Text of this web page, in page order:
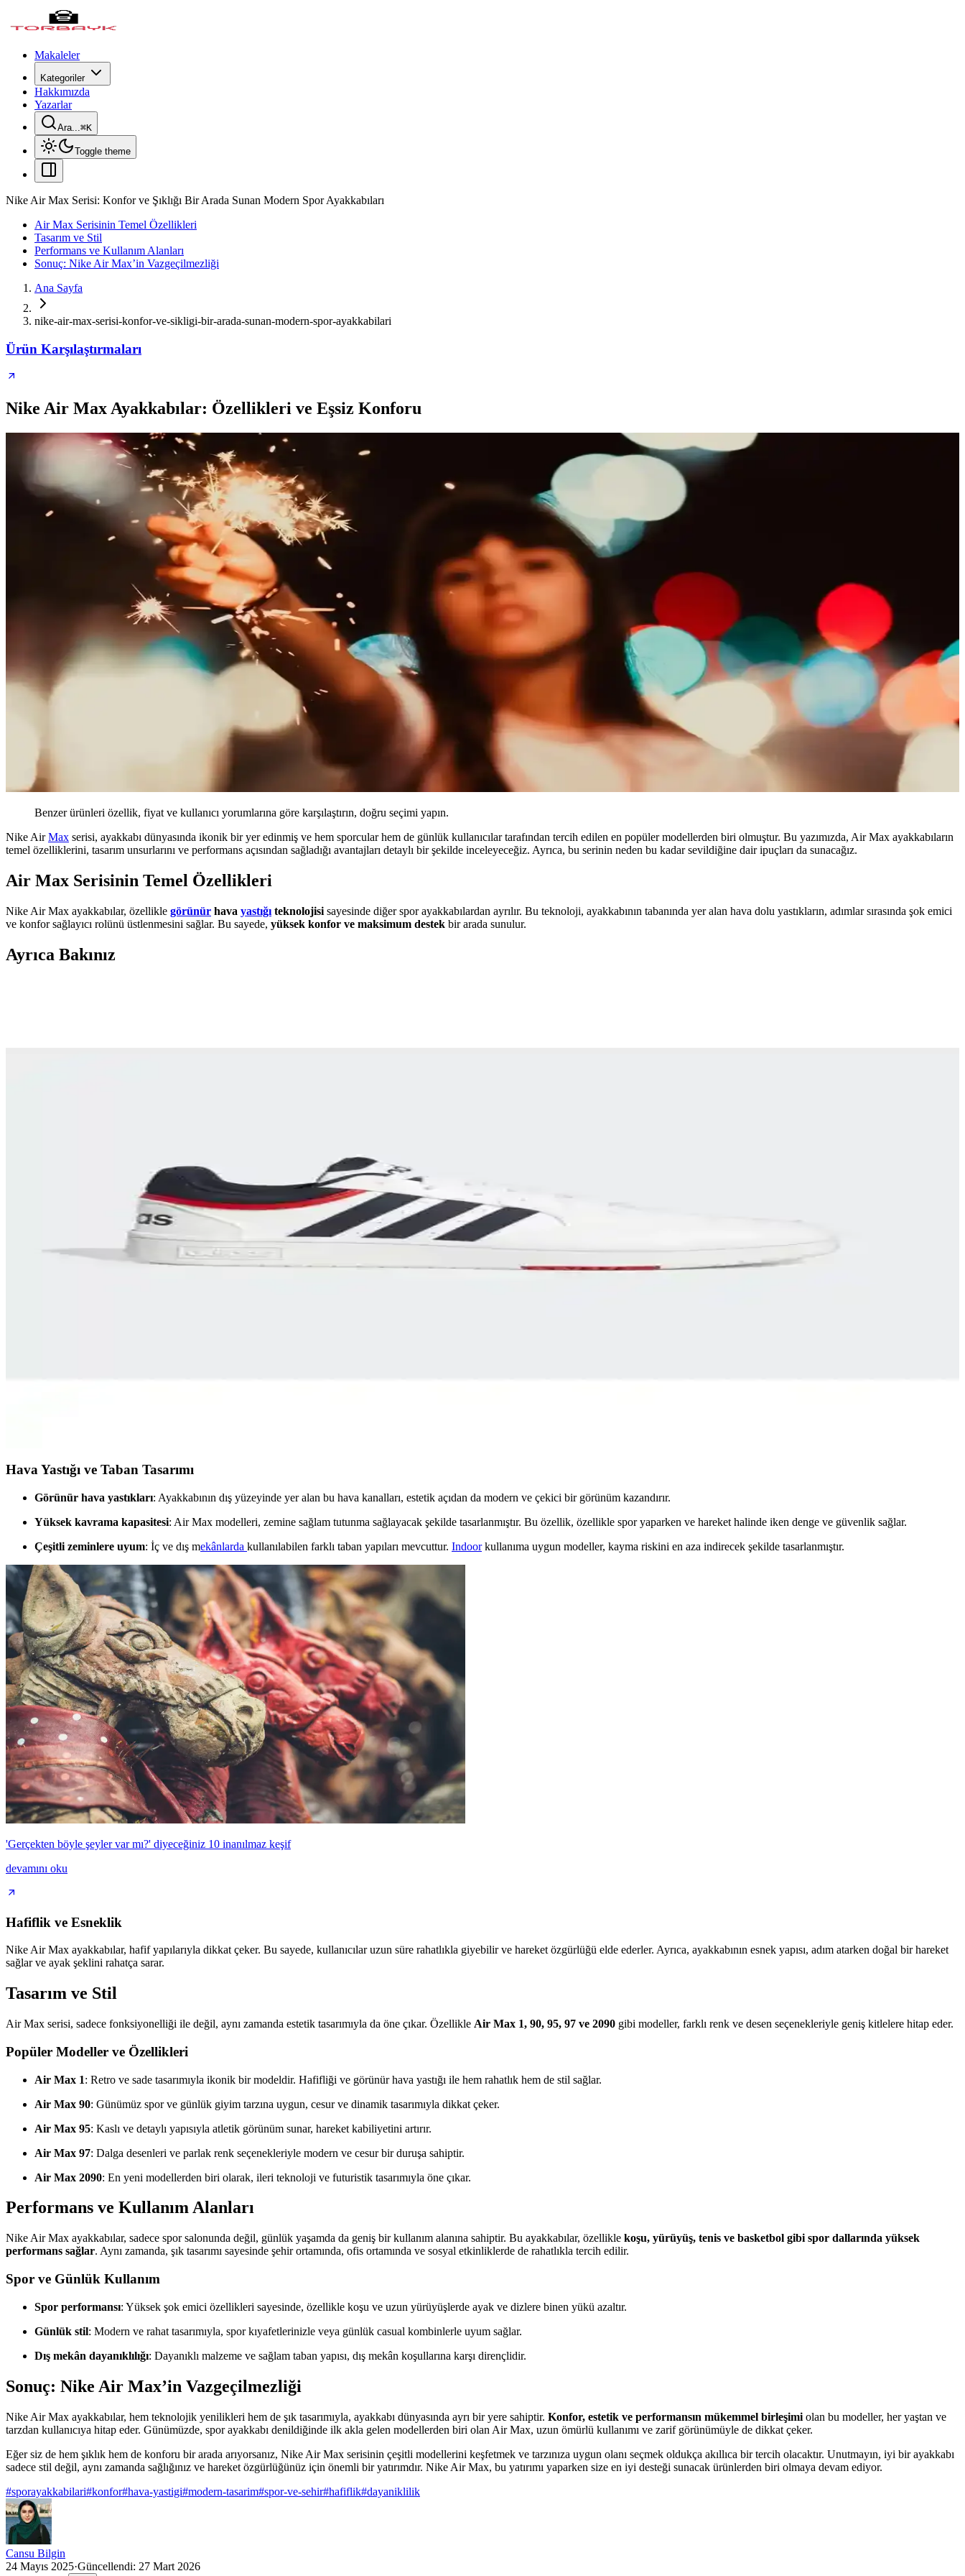
Makaleler
Kategoriler
Hakkımızda
Yazarlar
Ara...⌘K
Toggle theme
Nike Air Max Serisi: Konfor ve Şıklığı Bir Arada Sunan Modern Spor Ayakkabıları
Air Max Serisinin Temel Özellikleri
Tasarım ve Stil
Performans ve Kullanım Alanları
Sonuç: Nike Air Max’in Vazgeçilmezliği
Ana Sayfa
nike-air-max-serisi-konfor-ve-sikligi-bir-arada-sunan-modern-spor-ayakkabilari
Ürün Karşılaştırmaları
Nike Air Max Ayakkabılar: Özellikleri ve Eşsiz Konforu
Benzer ürünleri özellik, fiyat ve kullanıcı yorumlarına göre karşılaştırın, doğru seçimi yapın.
Nike AirMax serisi, ayakkabı dünyasında ikonik bir yer edinmiş ve hem sporcular hem de günlük kullanıcılar tarafından tercih edilen en popüler modellerden biri olmuştur. Bu yazımızda, Air Max ayakkabıların
temel özelliklerini, tasarım unsurlarını ve performans açısından sağladığı avantajları detaylı bir şekilde inceleyeceğiz. Ayrıca, bu serinin neden bu kadar sevildiğine dair ipuçları da sunacağız.
Air Max Serisinin Temel Özellikleri
Nike Air Max ayakkabılar, özellikle görünür hava yastığı teknolojisi sayesinde diğer spor ayakkabılardan ayrılır. Bu teknoloji, ayakkabının tabanında yer alan hava dolu yastıkların, adımlar sırasında şok emici
ve konfor sağlayıcı rolünü üstlenmesini sağlar. Bu sayede, yüksek konfor ve maksimum destek bir arada sunulur.
Ayrıca Bakınız
Erkekler İçin Air Jordan Mid 1 Ayakkabıları: Stil ve Konforun Mükemmel Buluşması
Air Jordan Mid 1 erkek modelleri, şık tasarımı ve yüksek konforuyla spor ve günlük yaşamda tercih edilen ikonik ayakkabılardır.
Adidas Gazelle Bold ve VL Court Bold Modelleri Karşılaştırması 2024 Sonbahar Kış Koleksiyonu
Adidas Gazelle Bold ve VL Court Bold modellerinin detaylı karşılaştırmasıyla tarzınıza ve ihtiyaçlarınıza en uygun ayakkabıyı seçin. Konfor, tasarım ve sezon özellikleri burada.
Hava Yastığı ve Taban Tasarımı
Görünür hava yastıkları: Ayakkabının dış yüzeyinde yer alan bu hava kanalları, estetik açıdan da modern ve çekici bir görünüm kazandırır.
Yüksek kavrama kapasitesi: Air Max modelleri, zemine sağlam tutunma sağlayacak şekilde tasarlanmıştır. Bu özellik, özellikle spor yaparken ve hareket halinde iken denge ve güvenlik sağlar.
Çeşitli zeminlere uyum: İç ve dış mekânlarda kullanılabilen farklı taban yapıları mevcuttur. Indoorkullanıma uygun modeller, kayma riskini en aza indirecek şekilde tasarlanmıştır.
'Gerçekten böyle şeyler var mı?' diyeceğiniz 10 inanılmaz keşif
devamını oku
Hafiflik ve Esneklik
Nike Air Max ayakkabılar, hafif yapılarıyla dikkat çeker. Bu sayede, kullanıcılar uzun süre rahatlıkla giyebilir ve hareket özgürlüğü elde ederler. Ayrıca, ayakkabının esnek yapısı, adım atarken doğal bir hareket
sağlar ve ayak şeklini rahatça sarar.
Tasarım ve Stil
Air Max serisi, sadece fonksiyonelliği ile değil, aynı zamanda estetik tasarımıyla da öne çıkar. Özellikle Air Max 1, 90, 95, 97 ve 2090 gibi modeller, farklı renk ve desen seçenekleriyle geniş kitlelere hitap eder.
Popüler Modeller ve Özellikleri
Air Max 1: Retro ve sade tasarımıyla ikonik bir modeldir. Hafifliği ve görünür hava yastığı ile hem rahatlık hem de stil sağlar.
Air Max 90: Günümüz spor ve günlük giyim tarzına uygun, cesur ve dinamik tasarımıyla dikkat çeker.
Air Max 95: Kaslı ve detaylı yapısıyla atletik görünüm sunar, hareket kabiliyetini artırır.
Air Max 97: Dalga desenleri ve parlak renk seçenekleriyle modern ve cesur bir duruşa sahiptir.
Air Max 2090: En yeni modellerden biri olarak, ileri teknoloji ve futuristik tasarımıyla öne çıkar.
Performans ve Kullanım Alanları
Nike Air Max ayakkabılar, sadece spor salonunda değil, günlük yaşamda da geniş bir kullanım alanına sahiptir. Bu ayakkabılar, özellikle koşu, yürüyüş, tenis ve basketbol gibi spor dallarında yüksek
performans sağlar. Aynı zamanda, şık tasarımı sayesinde şehir ortamında, ofis ortamında ve sosyal etkinliklerde de rahatlıkla tercih edilir.
Spor ve Günlük Kullanım
Spor performansı: Yüksek şok emici özellikleri sayesinde, özellikle koşu ve uzun yürüyüşlerde ayak ve dizlere binen yükü azaltır.
Günlük stil: Modern ve rahat tasarımıyla, spor kıyafetlerinizle veya günlük casual kombinlerle uyum sağlar.
Dış mekân dayanıklılığı: Dayanıklı malzeme ve sağlam taban yapısı, dış mekân koşullarına karşı dirençlidir.
Sonuç: Nike Air Max’in Vazgeçilmezliği
Nike Air Max ayakkabılar, hem teknolojik yenilikleri hem de şık tasarımıyla, ayakkabı dünyasında ayrı bir yere sahiptir. Konfor, estetik ve performansın mükemmel birleşimi olan bu modeller, her yaştan ve
tarzdan kullanıcıya hitap eder. Günümüzde, spor ayakkabı denildiğinde ilk akla gelen modellerden biri olan Air Max, uzun ömürlü kullanımı ve zarif görünümüyle de dikkat çeker.
Eğer siz de hem şıklık hem de konforu bir arada arıyorsanız, Nike Air Max serisinin çeşitli modellerini keşfetmek ve tarzınıza uygun olanı seçmek oldukça akıllıca bir tercih olacaktır. Unutmayın, iyi bir ayakkabı
sadece stil değil, aynı zamanda sağlığınız ve hareket özgürlüğünüz için önemli bir yatırımdır. Nike Air Max, bu yatırımı yaparken size en iyi desteği sunacak ürünlerden biri olmaya devam ediyor.
#sporayakkabilari#konfor#hava-yastigi#modern-tasarim#spor-ve-sehir#hafiflik#dayaniklilik
Cansu Bilgin
24 Mayıs 2025·Güncellendi: 27 Mart 2026